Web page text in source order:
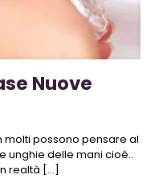
Nuove
molti possono pensare al
unghie delle mani cioè..
realtà […]